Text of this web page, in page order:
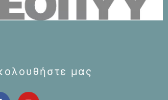
μας